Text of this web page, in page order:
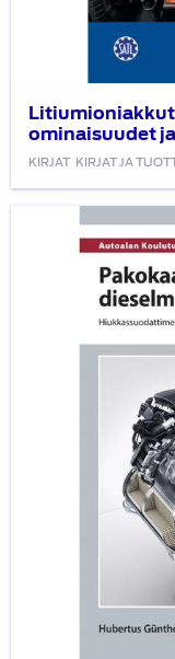
ominaisuudet
KIRJAT KIRJAT JA
jälkikäsittely
dieselmoottoreissa